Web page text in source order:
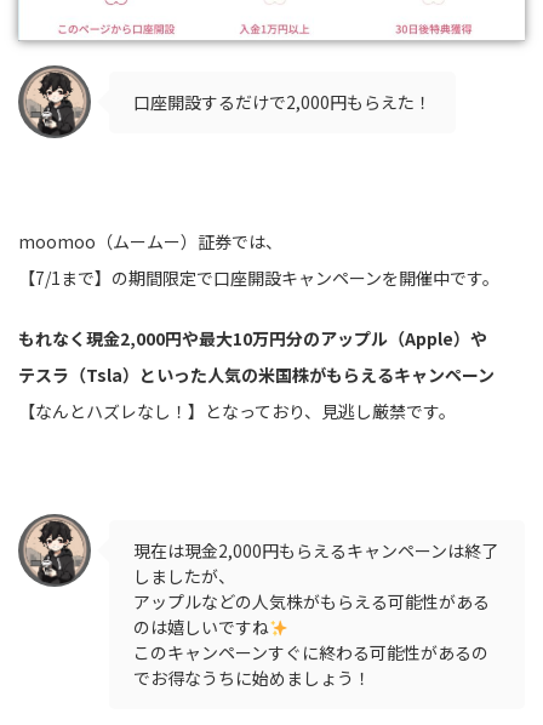
口座開設するだけで2,000円もらえた！
moomoo（ムームー）証券では、
【7/1まで】の期間限定で口座開設キャンペーンを開催中です。
もれなく現金2,000円や最大10万円分のアップル（Apple）や
テスラ（Tsla）といった人気の米国株がもらえるキャンペーン
【なんとハズレなし！】となっており、見逃し厳禁です。
現在は現金2,000円もらえるキャンペーンは終了
しましたが、
アップルなどの人気株がもらえる可能性がある
のは嬉しいですね
このキャンペーンすぐに終わる可能性があるの
でお得なうちに始めましょう！